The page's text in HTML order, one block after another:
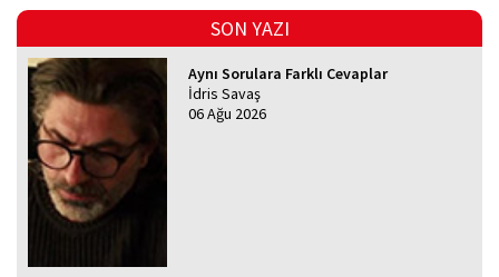
SON YAZI
Aynı Sorulara Farklı Cevaplar
İdris Savaş
06 Ağu 2026